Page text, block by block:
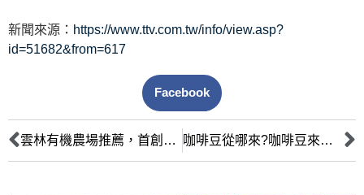
新聞來源： https://www.ttv.com.tw/info/view.asp?
id=51682&from=617
Facebook
雲林有機農場推薦，首創黑蒜冰淇淋太驚豔 咖啡豆從哪來?咖啡豆來源種類生產科普文